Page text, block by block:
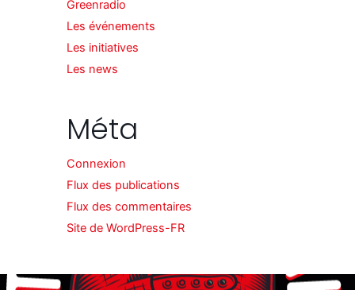
Greenradio
Les événements
Les initiatives
Les news
Méta
Connexion
Flux des publications
Flux des commentaires
Site de WordPress-FR